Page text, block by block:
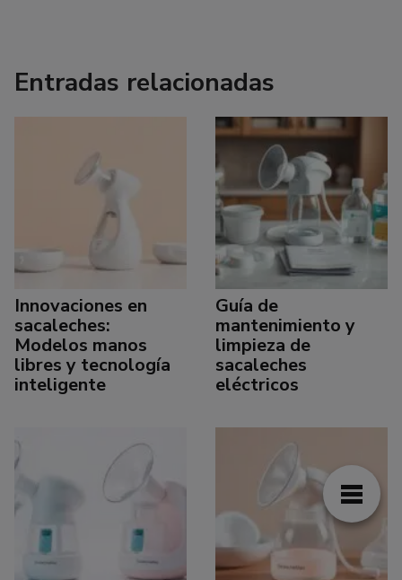
Entradas relacionadas
Innovaciones en
sacaleches:
Modelos manos
libres y tecnología
inteligente
Guía de
mantenimiento y
limpieza de
sacaleches
eléctricos